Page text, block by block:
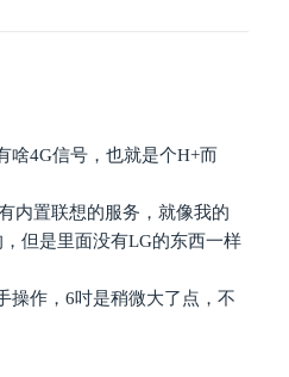
啥4G信号，也就是个H+而
内置联想的服务，就像我的
但是里面没有LG的东西一样
操作，6吋是稍微大了点，不